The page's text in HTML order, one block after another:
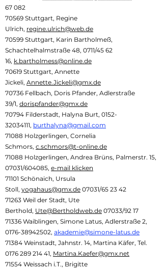
67 082
70569 Stuttgart, Regine
Ulrich, regine.ulrich@web.de
70599 Stuttgart, Karin Bartholmeß,
Schachtelhalmstraße 48, 0711/45 62
16, k.bartholmess@online.de
70619 Stuttgart, Annette
Jickeli, Annette.Jickeli@gmx.de
70736 Fellbach, Doris Pfander, Adlerstraße
39/1, dorispfander@gmx.de
70794 Filderstadt, Halyna Burt, 0152-
32034111, burthalyna@gmail.com
71088 Holzgerlingen, Cornelia
Schmors, c.schmors@t-online.de
71088 Holzgerlingen, Andrea Brüns, Palmerstr. 15,
07031/604085, e-mail klicken
71101 Schönaich, Ursula
Stoll, yogahaus@gmx.de 07031/65 23 42
71263 Weil der Stadt, Ute
Berthold, Ute@Bertholdweb.de 07033/92 17
71336 Waiblingen, Simone Latus, Adlerstraße 2,
0176-38942502, akademie@simone-latus.de
71384 Weinstadt, Jahnstr. 14, Martina Käfer, Tel.
0176 289 214 41, Martina.Kaefer@gmx.net
71554 Weissach i.T., Brigitte